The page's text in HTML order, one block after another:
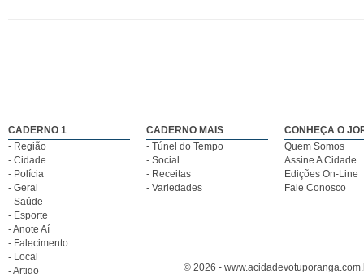
CADERNO 1
- Região
- Cidade
- Polícia
- Geral
- Saúde
- Esporte
- Anote Aí
- Falecimento
- Local
- Artigo
CADERNO MAIS
- Túnel do Tempo
- Social
- Receitas
- Variedades
CONHEÇA O
Quem Somos
Assine A Cidade
Edições On-Line
Fale Conosco
© 2026 -